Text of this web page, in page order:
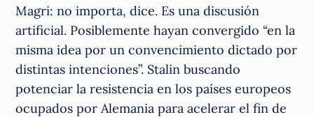
Magri: no importa, dice. Es una discusión
artificial. Posiblemente hayan convergido “en la
misma idea por un convencimiento dictado por
distintas intenciones”. Stalin buscando
potenciar la resistencia en los países europeos
ocupados por Alemania para acelerar el fin de